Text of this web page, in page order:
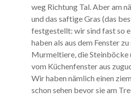
weg Richtung Tal. Aber am
und das saftige Gras (das
festgestellt: wir sind fast so
haben als aus dem Fenster
Murmeltiere, die Steinböcke
vom Küchenfenster aus
Wir haben nämlich einen
schon sehen bevor sie am